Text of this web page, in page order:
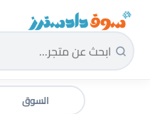
سوق دادسترز الرئيسية
السوق